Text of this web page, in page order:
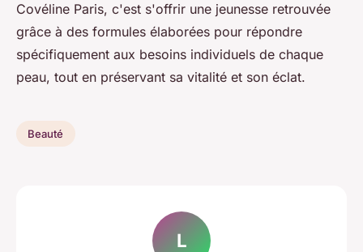
Covéline Paris, c'est s'offrir une jeunesse retrouvée
grâce à des formules élaborées pour répondre
spécifiquement aux besoins individuels de chaque
peau, tout en préservant sa vitalité et son éclat.
Beauté
L